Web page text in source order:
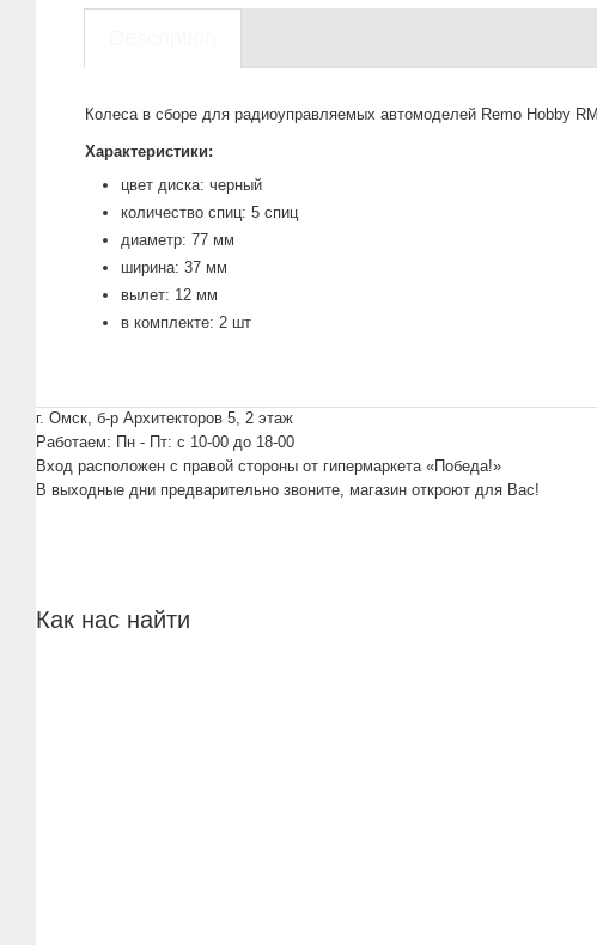
Колеса в сборе для радиоуправляемых автомоделей Remo Hobby
Характеристики:
цвет диска: черный
количество спиц: 5 спиц
диаметр: 77 мм
ширина: 37 мм
вылет: 12 мм
в комплекте: 2 шт
г. Омск, б-р Архитекторов 5, 2 этаж
Работаем: Пн - Пт: c 10-00 до 18-00
Вход расположен с правой стороны от гипермаркета «Победа!»
В выходные дни предварительно звоните, магазин откроют для Вас!
Как нас найти